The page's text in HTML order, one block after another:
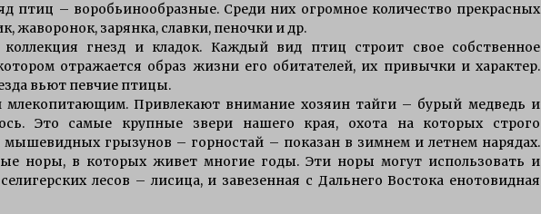
птиц – воробьинообразные. Среди них огромное количество прекрасных
жаворонок, зарянка, славки, пеночки и др.
гнезд и кладок. Каждый вид птиц строит свое собственное
отражается образ жизни его обитателей, их привычки и характер.
вьют певчие птицы.
млекопитающим. Привлекают внимание хозяин тайги – бурый медведь и
Это самые крупные звери нашего края, охота на которых строго
мышевидных грызунов – горностай – показан в зимнем и летнем нарядах.
норы, в которых живет многие годы. Эти норы могут использовать и
лесов – лисица, и завезенная с Дальнего Востока енотовидная